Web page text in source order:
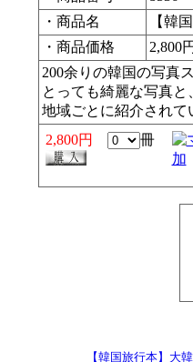
・商品名
【韓
・商品価格
2,800
200余りの韓国の写真
とっても綺麗な写真と
地域ごとに紹介されて
2,800円
冊
【韓国旅行本】大